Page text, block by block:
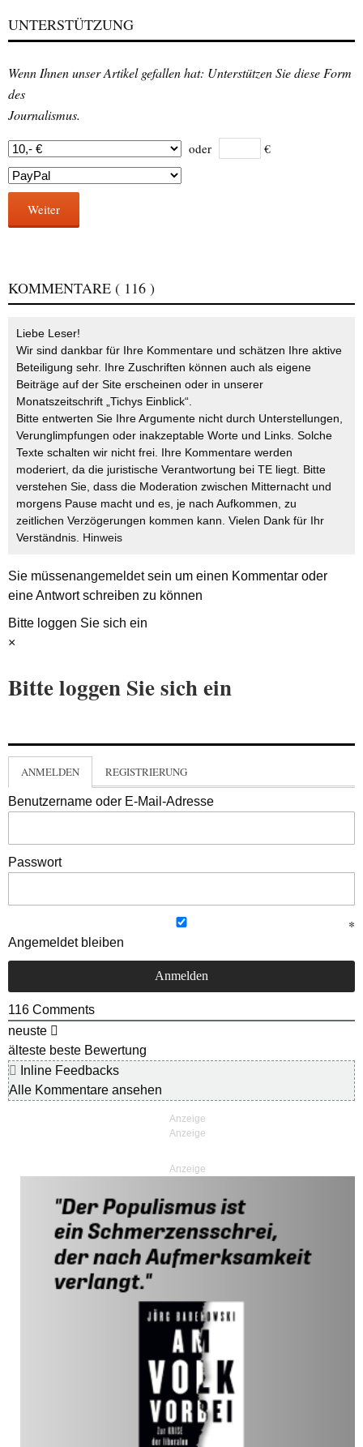
UNTERSTÜTZUNG
Wenn Ihnen unser Artikel gefallen hat: Unterstützen Sie diese Form
des
Journalismus.
oder €
Weiter
KOMMENTARE ( 116 )
Liebe Leser!
Wir sind dankbar für Ihre Kommentare und schätzen Ihre aktive
Beteiligung sehr. Ihre Zuschriften können auch als eigene
Beiträge auf der Site erscheinen oder in unserer
Monatszeitschrift „Tichys Einblick“.
Bitte entwerten Sie Ihre Argumente nicht durch Unterstellungen,
Verunglimpfungen oder inakzeptable Worte und Links. Solche
Texte schalten wir nicht frei. Ihre Kommentare werden
moderiert, da die juristische Verantwortung bei TE liegt. Bitte
verstehen Sie, dass die Moderation zwischen Mitternacht und
morgens Pause macht und es, je nach Aufkommen, zu
zeitlichen Verzögerungen kommen kann. Vielen Dank für Ihr
Verständnis. Hinweis
Sie müssenangemeldetsein um einen Kommentar oder
eine Antwort schreiben zu können
Bitte loggen Sie sich ein
×
Bitte loggen Sie sich ein
ANMELDEN REGISTRIERUNG
Benutzername oder E-Mail-Adresse
Passwort
Angemeldet bleiben
116 Comments
neuste
älteste beste Bewertung
Inline Feedbacks
Alle Kommentare ansehen
Anzeige